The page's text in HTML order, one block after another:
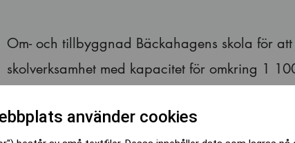
Om- och tillbyggnad Bäckahagens skola för
skolverksamhet med kapacitet för omkring 1
Projektfakta:använder cookies